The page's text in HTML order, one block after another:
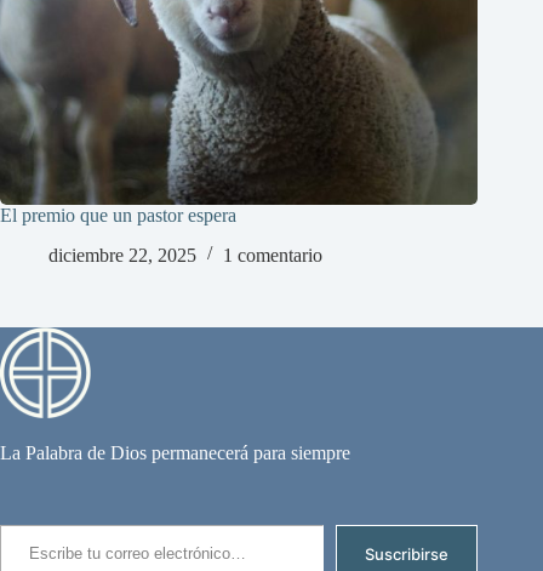
El premio que un pastor espera
diciembre 22, 2025
1 comentario
La Palabra de Dios permanecerá para siempre
Escribe tu correo electrónico…
Suscribirse